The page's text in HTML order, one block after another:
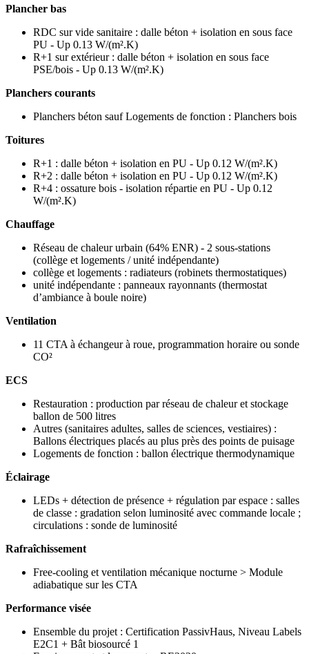
Plancher bas
RDC sur vide sanitaire : dalle béton + isolation en sous face
PU - Up 0.13 W/(m².K)
R+1 sur extérieur : dalle béton + isolation en sous face
PSE/bois - Up 0.13 W/(m².K)
Planchers courants
Planchers béton sauf Logements de fonction : Planchers bois
Toitures
R+1 : dalle béton + isolation en PU - Up 0.12 W/(m².K)
R+2 : dalle béton + isolation en PU - Up 0.12 W/(m².K)
R+4 : ossature bois - isolation répartie en PU - Up 0.12
W/(m².K)
Chauffage
Réseau de chaleur urbain (64% ENR) - 2 sous-stations
(collège et logements / unité indépendante)
collège et logements : radiateurs (robinets thermostatiques)
unité indépendante : panneaux rayonnants (thermostat
d’ambiance à boule noire)
Ventilation
11 CTA à échangeur à roue, programmation horaire ou sonde
CO²
ECS
Restauration : production par réseau de chaleur et stockage
ballon de 500 litres
Autres (sanitaires adultes, salles de sciences, vestiaires) :
Ballons électriques placés au plus près des points de puisage
Logements de fonction : ballon électrique thermodynamique
Éclairage
LEDs + détection de présence + régulation par espace : salles
de classe : gradation selon luminosité avec commande locale ;
circulations : sonde de luminosité
Rafraîchissement
Free-cooling et ventilation mécanique nocturne > Module
adiabatique sur les CTA
Performance visée
Ensemble du projet : Certification PassivHaus, Niveau Labels
E2C1 + Bât biosourcé 1